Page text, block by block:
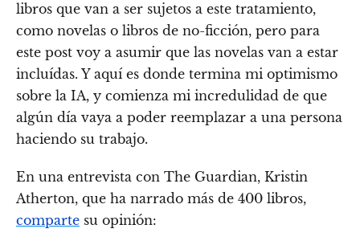
libros que van a ser sujetos a este tratamiento,
como novelas o libros de no-ficción, pero para
este post voy a asumir que las novelas van a estar
incluídas. Y aquí es donde termina mi optimismo
sobre la IA, y comienza mi incredulidad de que
algún día vaya a poder reemplazar a una persona
haciendo su trabajo.
En una entrevista con The Guardian, Kristin
Atherton, que ha narrado más de 400 libros,
comparte su opinión: